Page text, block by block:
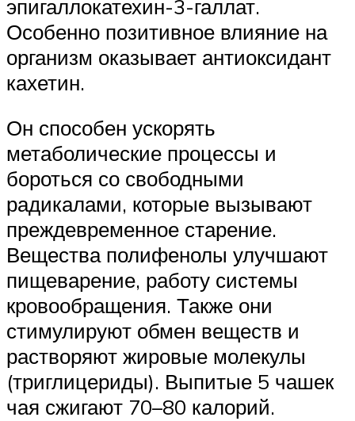
эпигаллокатехин-3-галлат.
Особенно позитивное влияние на
организм оказывает антиоксидант
кахетин.
Он способен ускорять
метаболические процессы и
бороться со свободными
радикалами, которые вызывают
преждевременное старение.
Вещества полифенолы улучшают
пищеварение, работу системы
кровообращения. Также они
стимулируют обмен веществ и
растворяют жировые молекулы
(триглицериды). Выпитые 5 чашек
чая сжигают 70–80 калорий.